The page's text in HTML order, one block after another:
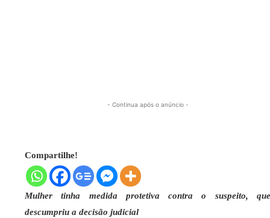
- Continua após o anúncio -
Compartilhe!
Mulher tinha medida protetiva contra o suspeito, que
descumpriu a decisão judicial